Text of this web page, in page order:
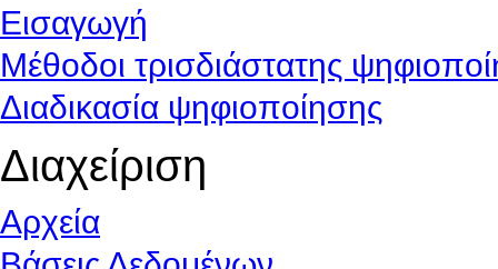
Εισαγωγή
Μέθοδοι τρισδιάστατης
Διαδικασία ψηφιοποίησης
Διαχείριση
Αρχεία